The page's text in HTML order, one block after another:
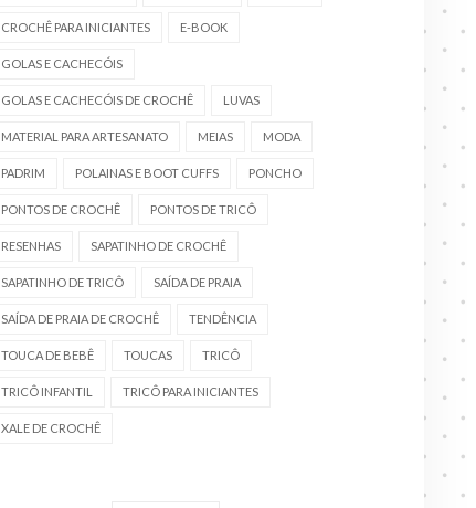
CROCHÊ PARA INICIANTES E-BOOK
GOLAS E CACHECÓIS
GOLAS E CACHECÓIS DE CROCHÊ LUVAS
MATERIAL PARA ARTESANATO MEIAS MODA
PADRIM POLAINAS E BOOT CUFFS PONCHO
PONTOS DE CROCHÊ PONTOS DE TRICÔ
RESENHAS SAPATINHO DE CROCHÊ
SAPATINHO DE TRICÔ SAÍDA DE PRAIA
SAÍDA DE PRAIA DE CROCHÊ TENDÊNCIA
TOUCA DE BEBÊ TOUCAS TRICÔ
TRICÔ INFANTIL TRICÔ PARA INICIANTES
XALE DE CROCHÊ